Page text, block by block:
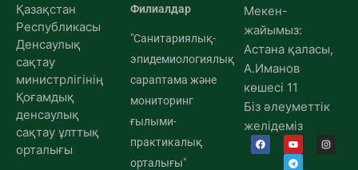
Қазақстан
Республикасы
Денсаулық
сақтау
министрлігінің
Қоғамдық
денсаулық
сақтау ұлттық
орталығы
Филиалдар
"Санитариялық-
эпидемиологиялық
сараптама және
мониторинг
ғылыми-
практикалық
орталығы"
Мекен-
жайымыз:
Астана қаласы,
А.Иманов
көшесі 11
Біз әлеуметтік
желідеміз